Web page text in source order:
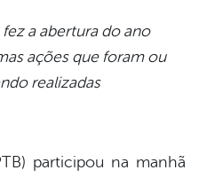
a abertura do ano
ações que foram ou
realizadas
participou na manhã